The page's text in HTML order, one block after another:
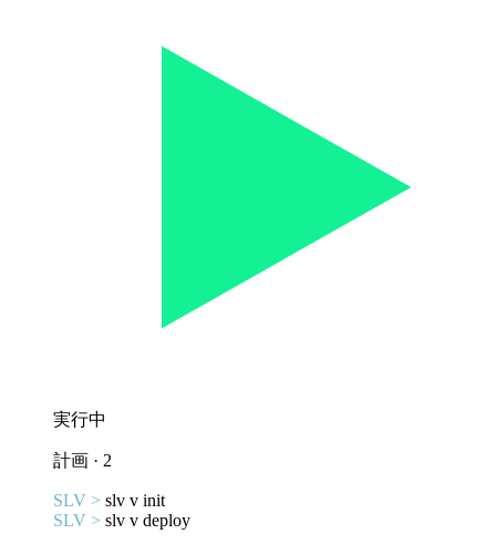
実行中
計画 · 2
SLV > slv v init
SLV > slv v deploy